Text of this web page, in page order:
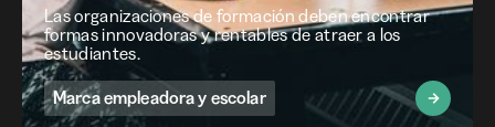
Las organizaciones de formación deben encontrar
formas innovadoras y rentables de atraer a los
estudiantes.
Marca empleadora y escolar